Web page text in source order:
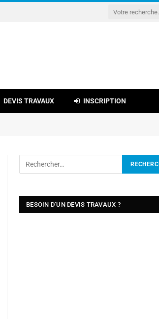
DEVIS TRAVAUX INSCRIPTION
BESOIN D’UN DEVIS TRAVAUX ?